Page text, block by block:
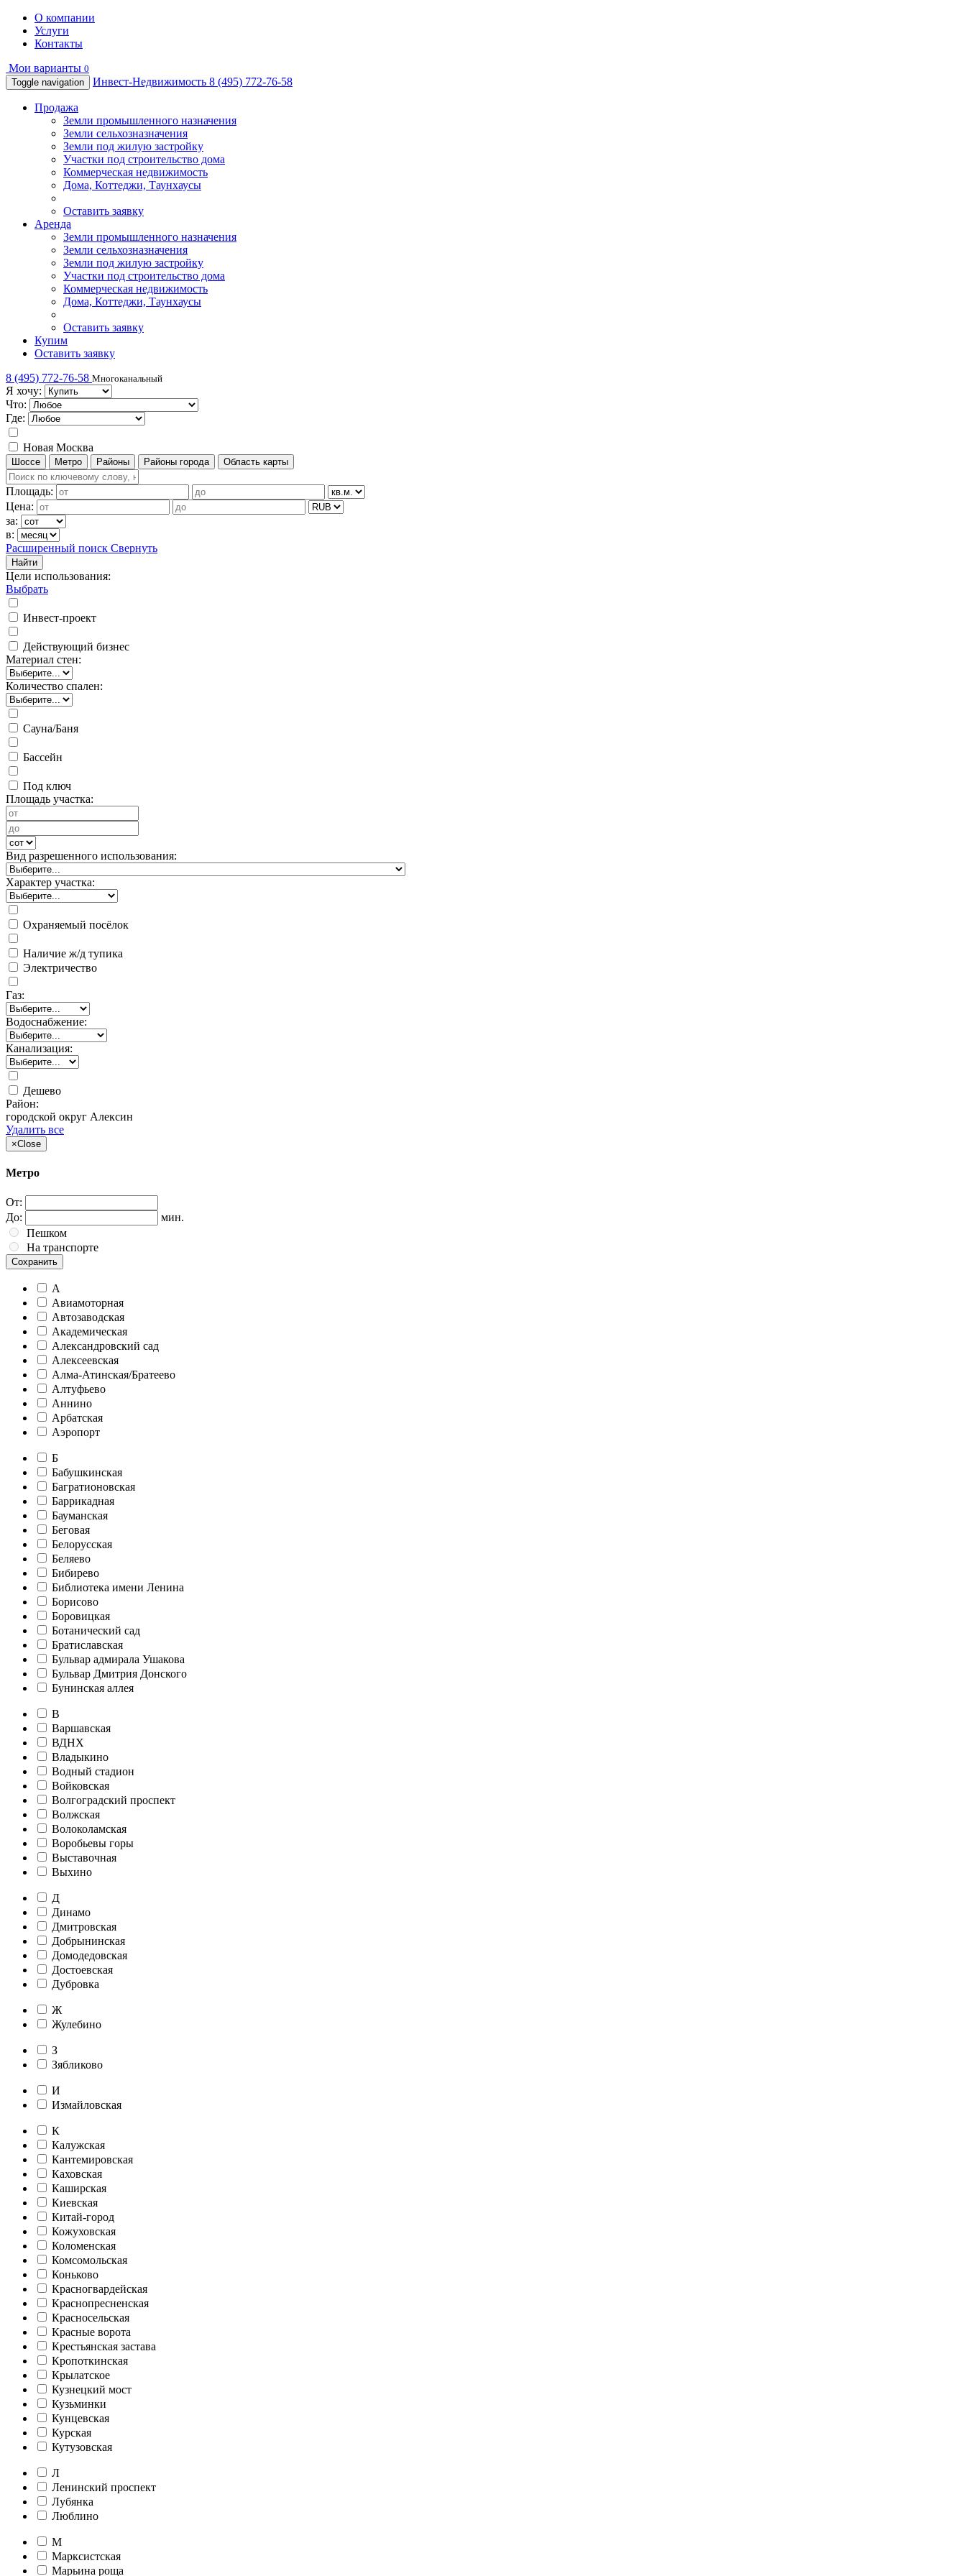
О компании
Услуги
Контакты
Мои варианты 0
Toggle navigation
Инвест-Недвижимость 8 (495) 772-76-58
Продажа
Земли промышленного назначения
Земли сельхозназначения
Земли под жилую застройку
Участки под строительство дома
Коммерческая недвижимость
Дома, Коттеджи, Таунхаусы
Оставить заявку
Аренда
Земли промышленного назначения
Земли сельхозназначения
Земли под жилую застройку
Участки под строительство дома
Коммерческая недвижимость
Дома, Коттеджи, Таунхаусы
Оставить заявку
Купим
Оставить заявку
8 (495) 772-76-58 Многоканальный
Я хочу:
Что:
Где:
Новая Москва
Шоссе Метро Районы Районы города Область карты
Площадь:
Цена:
за:
в:
Расширенный поиск Свернуть
Найти
Цели использования:
Выбрать
Инвест-проект
Действующий бизнес
Материал стен:
Количество спален:
Сауна/Баня
Бассейн
Под ключ
Площадь участка:
Вид разрешенного использования:
Характер участка:
Охраняемый посёлок
Наличие ж/д тупика
Электричество
Газ:
Водоснабжение:
Канализация:
Дешево
Район:
городской округ Алексин
Удалить все
×Close
Метро
От:
До:
мин.
Пешком
На транспорте
Сохранить
А
Авиамоторная
Автозаводская
Академическая
Александровский сад
Алексеевская
Алма-Атинская/Братеево
Алтуфьево
Аннино
Арбатская
Аэропорт
Б
Бабушкинская
Багратионовская
Баррикадная
Бауманская
Беговая
Белорусская
Беляево
Бибирево
Библиотека имени Ленина
Борисово
Боровицкая
Ботанический сад
Братиславская
Бульвар адмирала Ушакова
Бульвар Дмитрия Донского
Бунинская аллея
В
Варшавская
ВДНХ
Владыкино
Водный стадион
Войковская
Волгоградский проспект
Волжская
Волоколамская
Воробьевы горы
Выставочная
Выхино
Д
Динамо
Дмитровская
Добрынинская
Домодедовская
Достоевская
Дубровка
Ж
Жулебино
З
Зябликово
И
Измайловская
К
Калужская
Кантемировская
Каховская
Каширская
Киевская
Китай-город
Кожуховская
Коломенская
Комсомольская
Коньково
Красногвардейская
Краснопресненская
Красносельская
Красные ворота
Крестьянская застава
Кропоткинская
Крылатское
Кузнецкий мост
Кузьминки
Кунцевская
Курская
Кутузовская
Л
Ленинский проспект
Лубянка
Люблино
М
Марксистская
Марьина роща